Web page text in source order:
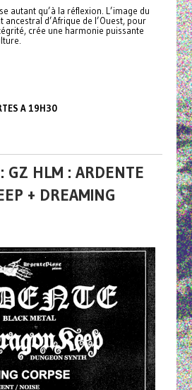
autant qu’à la réflexion. L’image du
ancestral d’Afrique de l’Ouest, pour
crée une harmonie puissante
A 19H30
HLM : ARDENTE
+ DREAMING